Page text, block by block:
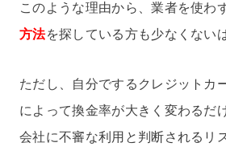
このような理由から、業者を使わ
方法を探している方も少なくない
ただし、自分でするクレジットカ
によって換金率が大きく変わるだ
会社に不審な利用と判断されるリ